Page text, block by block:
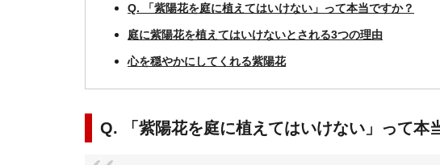
Q. 「紫陽花を庭に植えてはいけない」って本当ですか？
庭に紫陽花を植えてはいけないとされる3つの理由
心を穏やかにしてくれる紫陽花
Q. 「紫陽花を庭に植えてはいけない」って本